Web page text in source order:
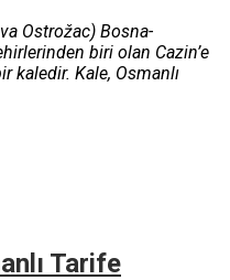
Ostrožac) Bosna-
biri olan Cazin’e
kaledir. Kale, Osmanlı
Tarife